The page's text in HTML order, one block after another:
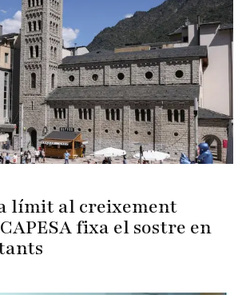
límit al creixement
fixa el sostre en